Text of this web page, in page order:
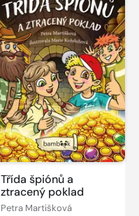
Třída špiónů a
ztracený poklad
Petra Martišková